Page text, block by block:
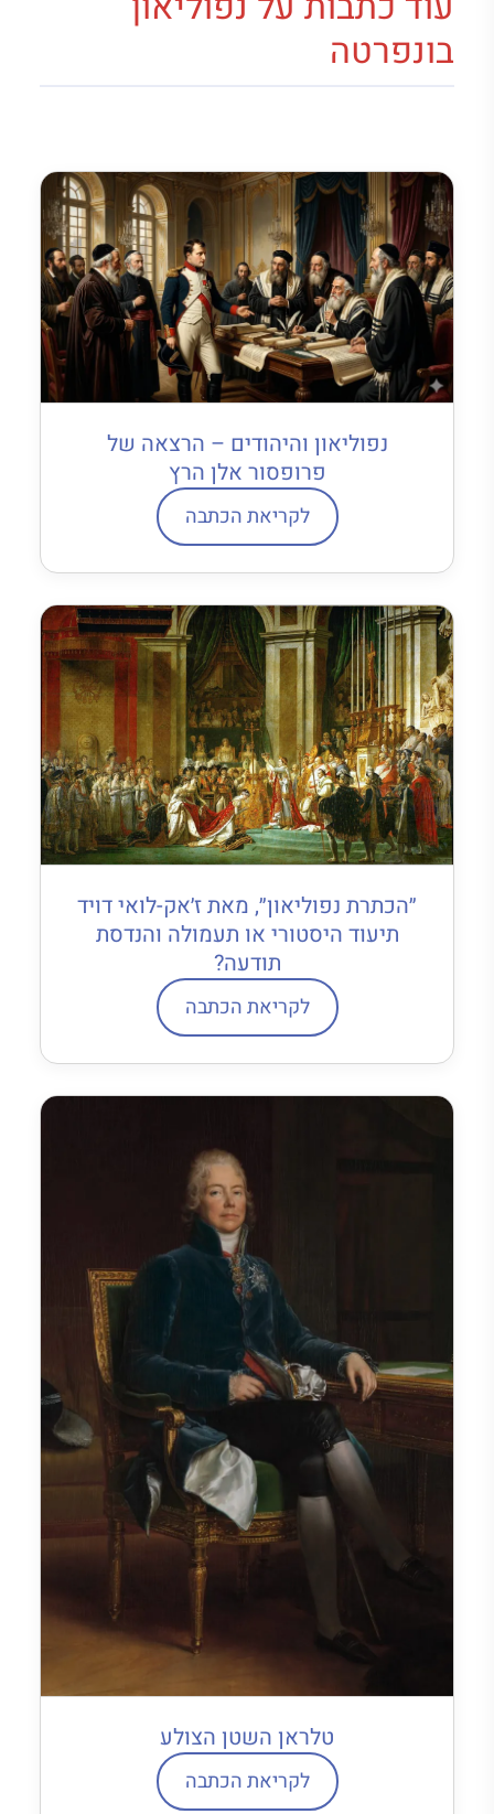
בונפרטה
נפוליאון והיהודים – הרצאה של
פרופסור אלן הרץ
לקריאת הכתבה
״הכתרת נפוליאון״, מאת ז׳אק-לואי דויד
תיעוד היסטורי או תעמולה והנדסת
תודעה?
לקריאת הכתבה
טלראן השטן הצולע
לקריאת הכתבה